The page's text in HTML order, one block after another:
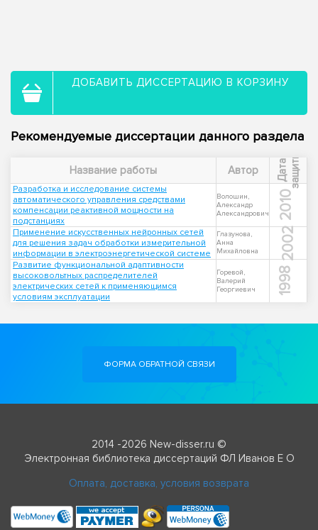
ДОБАВИТЬ ДИССЕРТАЦИЮ В КОРЗИНУ
Рекомендуемые диссертации данного раздела
Название работы Автор Д
а
т
а
з
а
щ
и
т ы
Разработка и исследование системы
автоматического управления средствами
компенсации реактивной мощности на
подстанциях
Волошин,
Александр
Александрович
2010
Применение искусственных нейронных сетей
для решения задач обработки измерительной
информации в электроэнергетической системе
Глазунова,
Анна
Михайловна
2002
Развитие функциональной адаптивности
высоковольтных распределителей
электрических сетей к применяющимся
условиям эксплуатации
Горевой,
Валерий
Георгиевич
1998
ФОРМА ОБРАТНОЙ СВЯЗИ
2014 -2026 New-disser.ru ©
Электронная библиотека диссертаций ФЛ Иванов Е О
Оплата, доставка, условия возврата